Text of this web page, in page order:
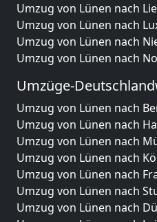
Umzug von Lünen nach
Umzug von Lünen nach
Umzug von Lünen nach
Umzug von Lünen nach
Umzüge-
Umzug von Lünen nach
Umzug von Lünen nach
Umzug von Lünen nach
Umzug von Lünen nach
Umzug von Lünen nach
Umzug von Lünen nach
Umzug von Lünen nach